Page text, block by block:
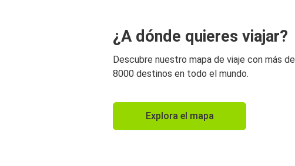
¿A dónde quieres viajar?
Descubre nuestro mapa de viaje con más de
8000 destinos en todo el mundo.
Explora el mapa